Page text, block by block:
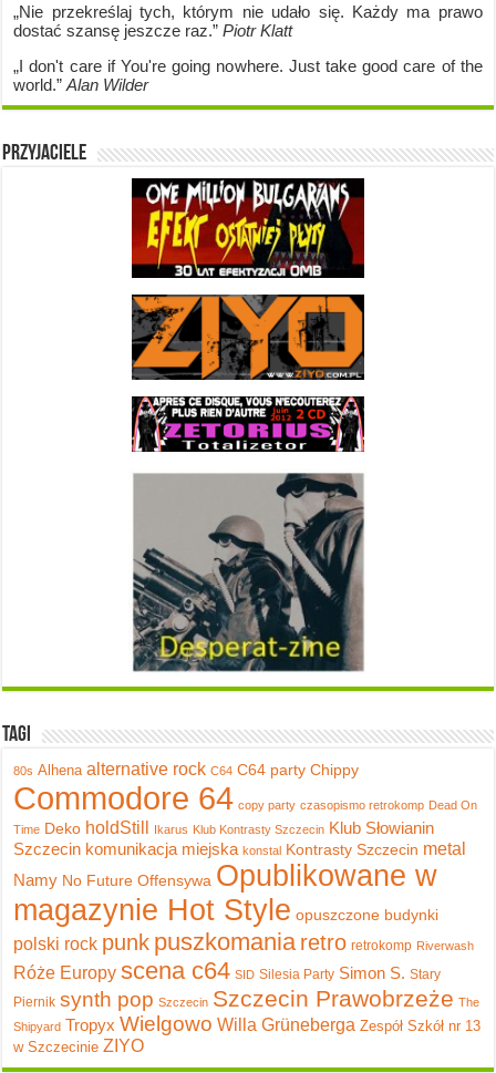
„Nie przekreślaj tych, którym nie udało się. Każdy ma prawo
dostać szansę jeszcze raz.”Piotr Klatt
„I don't care if You're going nowhere. Just take good care of the
world.”Alan Wilder
Przyjaciele
Tagi
80s Alhena alternative rock C64 C64 party Chippy
Commodore 64 copy party czasopismo retrokomp Dead On
Time Deko holdStill Ikarus Klub Kontrasty Szczecin Klub Słowianin
Szczecin komunikacja miejska konstal Kontrasty Szczecin metal
Namy No Future Offensywa Opublikowane w
magazynie Hot Style opuszczone budynki
polski rock punk puszkomania retro retrokomp Riverwash
Róże Europy scena c64 SID Silesia Party Simon S. Stary
Piernik synth pop Szczecin Szczecin Prawobrzeże The
Shipyard Tropyx Wielgowo Willa Grüneberga Zespół Szkół nr 13
w Szczecinie ZIYO